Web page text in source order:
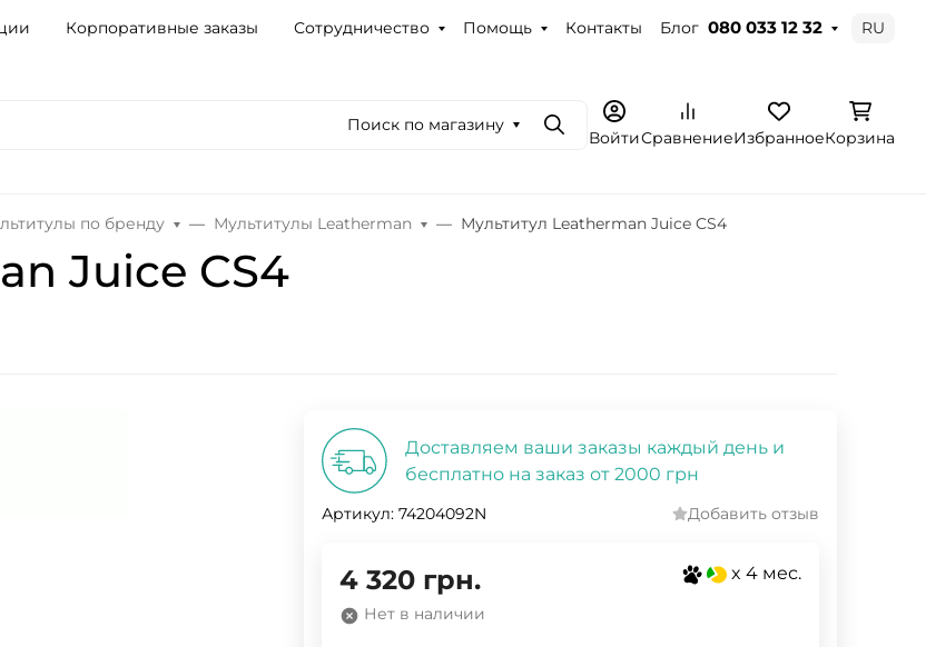
Корпоративные заказы Сотрудничество Помощь Контакты Блог 080 033 12 32 RU
Поиск по магазину
ПоискВойтиСравнениеИзбранноеКорзина
по бренду Мультитулы Leatherman Мультитул Leatherman Juice CS4
Juice CS4
Доставляем ваши заказы каждый день и
бесплатно на заказ от 2000 грн
Артикул: 74204092N Добавить отзыв
4 320 грн. x 4 мес.
Нет в наличии